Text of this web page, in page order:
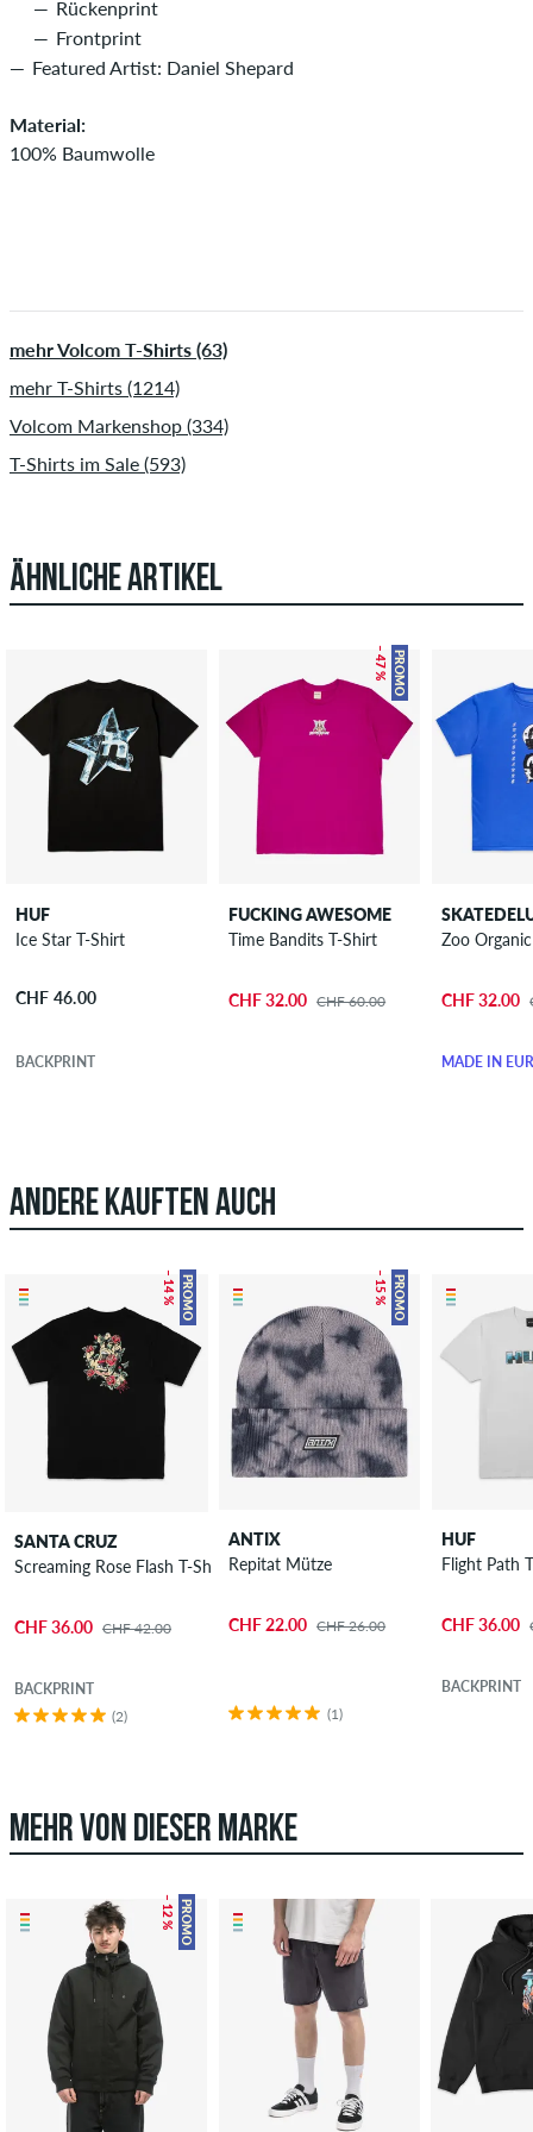
Rückenprint
Frontprint
Featured Artist: Daniel Shepard
Material:
100% Baumwolle
mehr Volcom T-Shirts (63)
mehr T-Shirts (1214)
Volcom Markenshop (334)
T-Shirts im Sale (593)
ÄHNLICHE ARTIKEL
HUF
Ice Star T-Shirt
CHF 46.00
BACKPRINT
PROMO
– 47 %
FUCKING AWESOME
Time Bandits T-Shirt
CHF 32.00 CHF 60.00
Zoo
CHF 32.00
MADE IN
ANDERE KAUFTEN AUCH
PROMO
– 14 %
SANTA CRUZ
Screaming Rose Flash T-Shirt
CHF 36.00 CHF 42.00
BACKPRINT
(2)
PROMO
– 15 %
ANTIX
Repitat Mütze
CHF 22.00 CHF 26.00
(1)
HUF
Flight Path
CHF 36.00
BACKPRINT
MEHR VON DIESER MARKE
PROMO
– 12 %